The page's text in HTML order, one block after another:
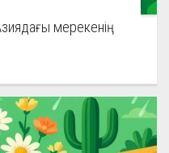
мерекенің